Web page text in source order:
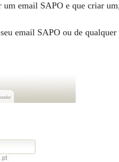
um email SAPO e que criar
email SAPO ou de